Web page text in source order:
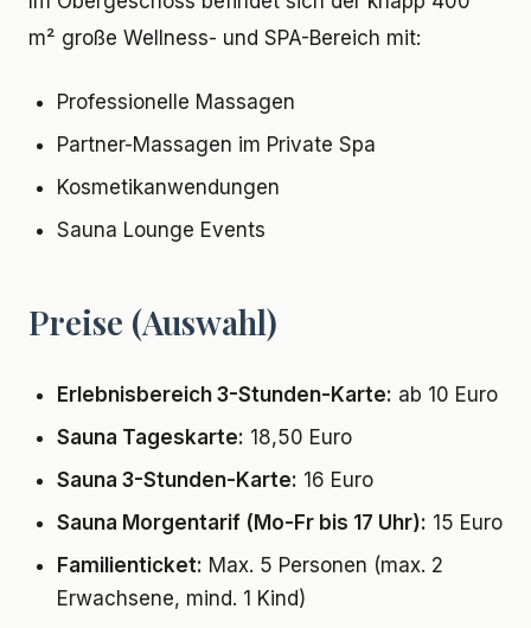
m² große Wellness- und SPA-Bereich mit:
Professionelle Massagen
Partner-Massagen im Private Spa
Kosmetikanwendungen
Sauna Lounge Events
Preise (Auswahl)
Erlebnisbereich 3-Stunden-Karte: ab 10 Euro
Sauna Tageskarte: 18,50 Euro
Sauna 3-Stunden-Karte: 16 Euro
Sauna Morgentarif (Mo-Fr bis 17 Uhr): 15 Euro
Familienticket: Max. 5 Personen (max. 2
Erwachsene, mind. 1 Kind)